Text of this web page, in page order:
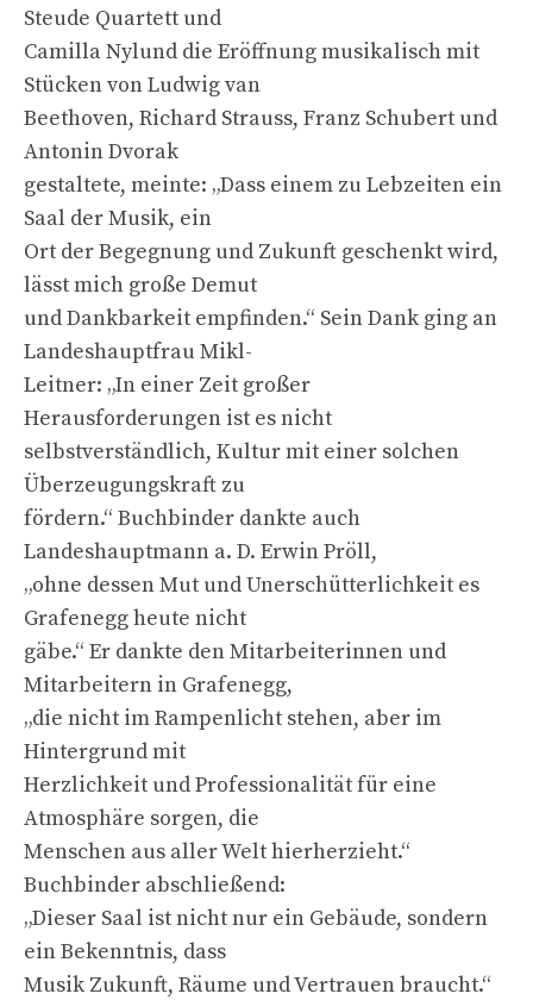
Steude Quartett und
Camilla Nylund die Eröffnung musikalisch mit
Stücken von Ludwig van
Beethoven, Richard Strauss, Franz Schubert und
Antonin Dvorak
gestaltete, meinte: „Dass einem zu Lebzeiten ein
Saal der Musik, ein
Ort der Begegnung und Zukunft geschenkt wird,
lässt mich große Demut
und Dankbarkeit empfinden.“ Sein Dank ging an
Landeshauptfrau Mikl-
Leitner: „In einer Zeit großer
Herausforderungen ist es nicht
selbstverständlich, Kultur mit einer solchen
Überzeugungskraft zu
fördern.“ Buchbinder dankte auch
Landeshauptmann a. D. Erwin Pröll,
„ohne dessen Mut und Unerschütterlichkeit es
Grafenegg heute nicht
gäbe.“ Er dankte den Mitarbeiterinnen und
Mitarbeitern in Grafenegg,
„die nicht im Rampenlicht stehen, aber im
Hintergrund mit
Herzlichkeit und Professionalität für eine
Atmosphäre sorgen, die
Menschen aus aller Welt hierherzieht.“
Buchbinder abschließend:
„Dieser Saal ist nicht nur ein Gebäude, sondern
ein Bekenntnis, dass
Musik Zukunft, Räume und Vertrauen braucht.“